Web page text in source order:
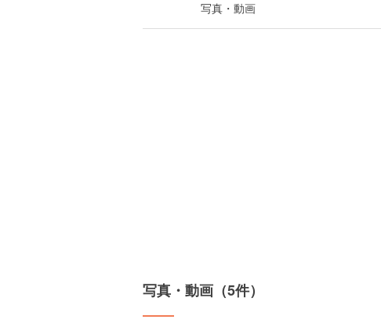
写真・動画
写真・動画（5件）